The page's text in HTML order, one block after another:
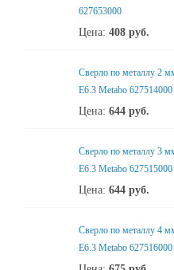
627653000
Цена: 408 руб.
Сверло по металлу 2
Е6.3 Metabo 627514000
Цена: 644 руб.
Сверло по металлу 3
Е6.3 Metabo 627515000
Цена: 644 руб.
Сверло по металлу 4
Е6.3 Metabo 627516000